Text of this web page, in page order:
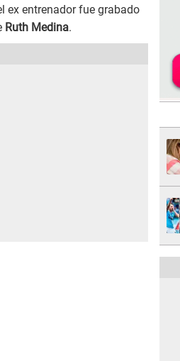
ex entrenador fue grabado
Ruth Medina.